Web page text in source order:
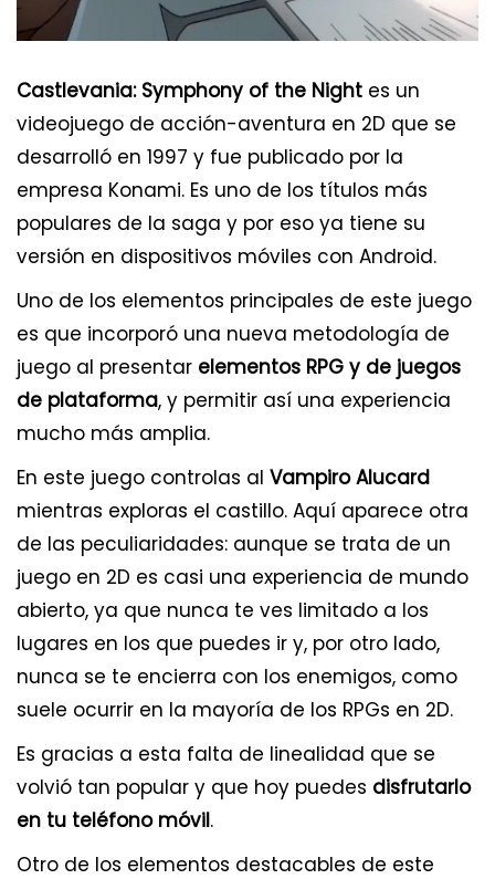
Castlevania: Symphony of the Night es un
videojuego de acción-aventura en 2D que se
desarrolló en 1997 y fue publicado por la
empresa Konami. Es uno de los títulos más
populares de la saga y por eso ya tiene su
versión en dispositivos móviles con Android.
Uno de los elementos principales de este juego
es que incorporó una nueva metodología de
juego al presentar elementos RPG y de juegos
de plataforma, y permitir así una experiencia
mucho más amplia.
En este juego controlas al Vampiro Alucard
mientras exploras el castillo. Aquí aparece otra
de las peculiaridades: aunque se trata de un
juego en 2D es casi una experiencia de mundo
abierto, ya que nunca te ves limitado a los
lugares en los que puedes ir y, por otro lado,
nunca se te encierra con los enemigos, como
suele ocurrir en la mayoría de los RPGs en 2D.
Es gracias a esta falta de linealidad que se
volvió tan popular y que hoy puedes disfrutarlo
en tu teléfono móvil.
Otro de los elementos destacables de este